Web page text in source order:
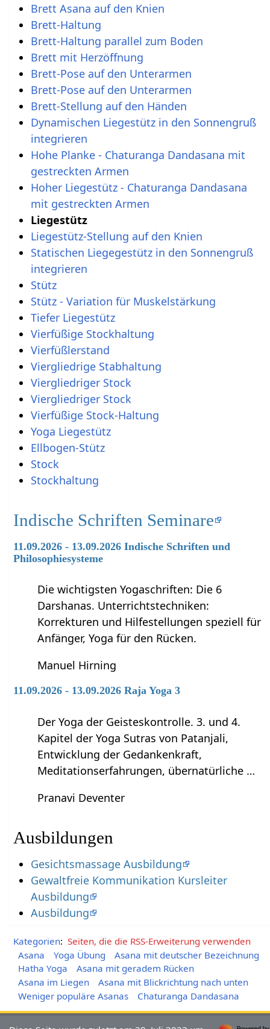
Brett Asana auf den Knien
Brett-Haltung
Brett-Haltung parallel zum Boden
Brett mit Herzöffnung
Brett-Pose auf den Unterarmen
Brett-Pose auf den Unterarmen
Brett-Stellung auf den Händen
Dynamischen Liegestütz in den Sonnengruß
integrieren
Hohe Planke - Chaturanga Dandasana mit
gestreckten Armen
Hoher Liegestütz - Chaturanga Dandasana
mit gestreckten Armen
Liegestütz
Liegestütz-Stellung auf den Knien
Statischen Liegegestütz in den Sonnengruß
integrieren
Stütz
Stütz - Variation für Muskelstärkung
Tiefer Liegestütz
Vierfüßige Stockhaltung
Vierfüßlerstand
Viergliedrige Stabhaltung
Viergliedriger Stock
Viergliedriger Stock
Vierfüßige Stock-Haltung
Yoga Liegestütz
Ellbogen-Stütz
Stock
Stockhaltung
Indische Schriften Seminare
11.09.2026 - 13.09.2026 Indische Schriften und
Philosophiesysteme
Die wichtigsten Yogaschriften: Die 6
Darshanas. Unterrichtstechniken:
Korrekturen und Hilfestellungen speziell für
Anfänger, Yoga für den Rücken.
Manuel Hirning
11.09.2026 - 13.09.2026 Raja Yoga 3
Der Yoga der Geisteskontrolle. 3. und 4.
Kapitel der Yoga Sutras von Patanjali,
Entwicklung der Gedankenkraft,
Meditationserfahrungen, übernatürliche …
Pranavi Deventer
Ausbildungen
Gesichtsmassage Ausbildung
Gewaltfreie Kommunikation Kursleiter
Ausbildung
Ausbildung
Kategorien: Seiten, die die RSS-Erweiterung verwenden
Asana
Yoga Übung
Asana mit deutscher Bezeichnung
Hatha Yoga
Asana mit geradem Rücken
Asana im Liegen
Asana mit Blickrichtung nach unten
Weniger populäre Asanas
Chaturanga Dandasana